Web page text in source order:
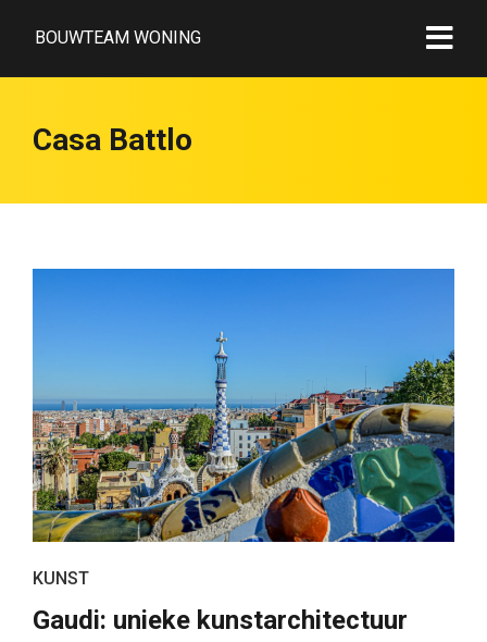
BOUWTEAM WONING
Casa Battlo
KUNST
Gaudi: unieke kunstarchitectuur